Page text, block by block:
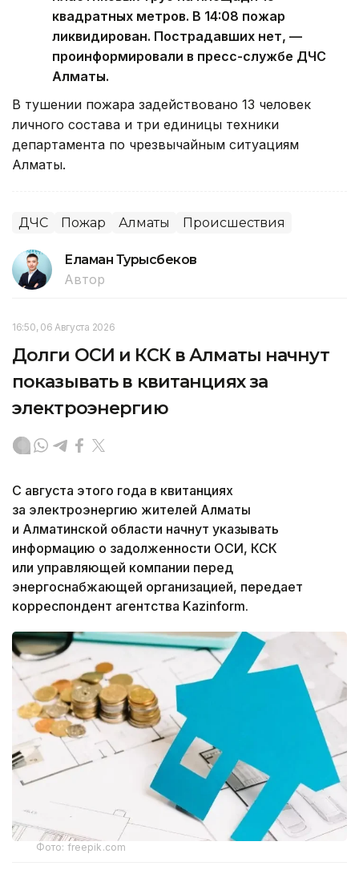
квадратных метров. В 14:08 пожар
ликвидирован. Пострадавших нет, —
проинформировали в пресс-службе ДЧС
Алматы.
В тушении пожара задействовано 13 человек
личного состава и три единицы техники
департамента по чрезвычайным ситуациям
Алматы.
ДЧС Пожар Алматы Происшествия
Еламан Турысбеков
Автор
16:50, 06 Августа 2026
Долги ОСИ и КСК в Алматы начнут
показывать в квитанциях за
электроэнергию
С августа этого года в квитанциях
за электроэнергию жителей Алматы
и Алматинской области начнут указывать
информацию о задолженности ОСИ, КСК
или управляющей компании перед
энергоснабжающей организацией, передает
корреспондент агентства Kazinform.
Фото: freepik.com